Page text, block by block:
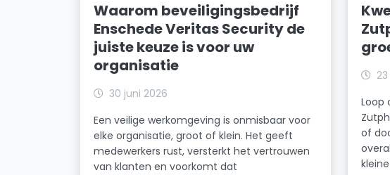
Waarom beveiligingsbedrijf
Enschede Veritas Security de
juiste keuze is voor uw
organisatie
30 juni 2026
Een veilige werkomgeving is onmisbaar voor
elke organisatie, groot of klein. Het geeft
medewerkers rust, versterkt het vertrouwen
van klanten en voorkomt dat
Loop
of